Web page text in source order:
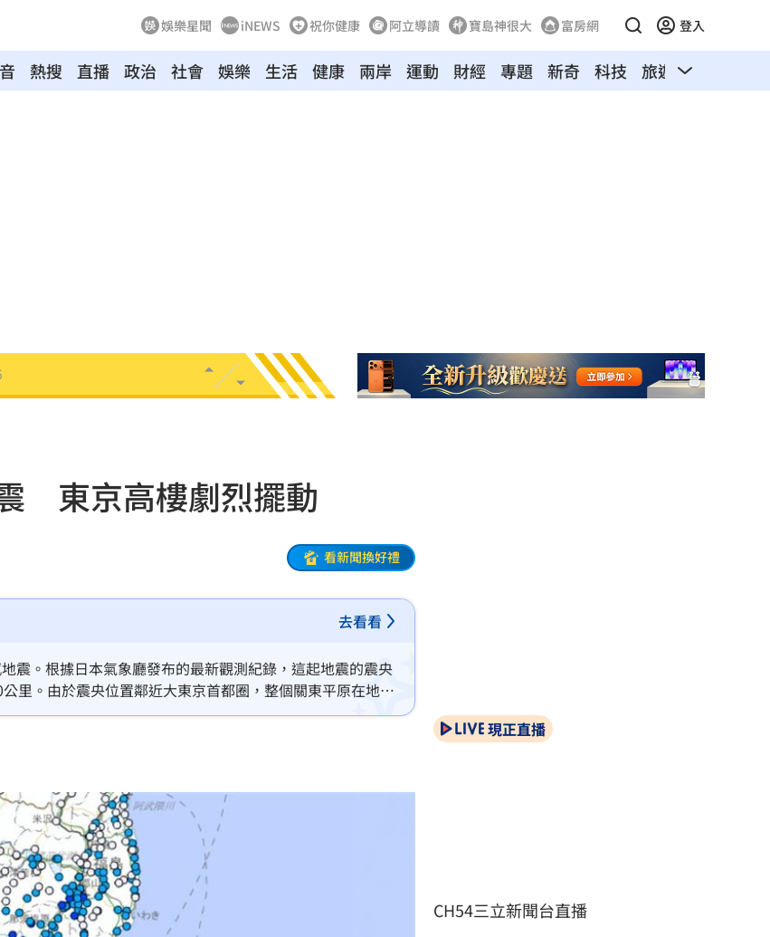
娛樂星聞 iNEWS 祝你健康 阿立導讀 寶島神很大 富房網 登入
熱搜 直播 政治 社會 娛樂 生活 健康 兩岸 運動 財經 專題 新奇 科技 旅遊 汽車
東京高樓劇烈擺動
看新聞換好禮
去看看
震。根據日本氣象廳發布的最新觀測紀錄，這起地震的震央
里。由於震央位置鄰近大東京首都圈，整個關東平原在地震
震發生當下，同步針對關東多地發布國家級的「緊急地震
現正直播
CH54三立新聞台直播